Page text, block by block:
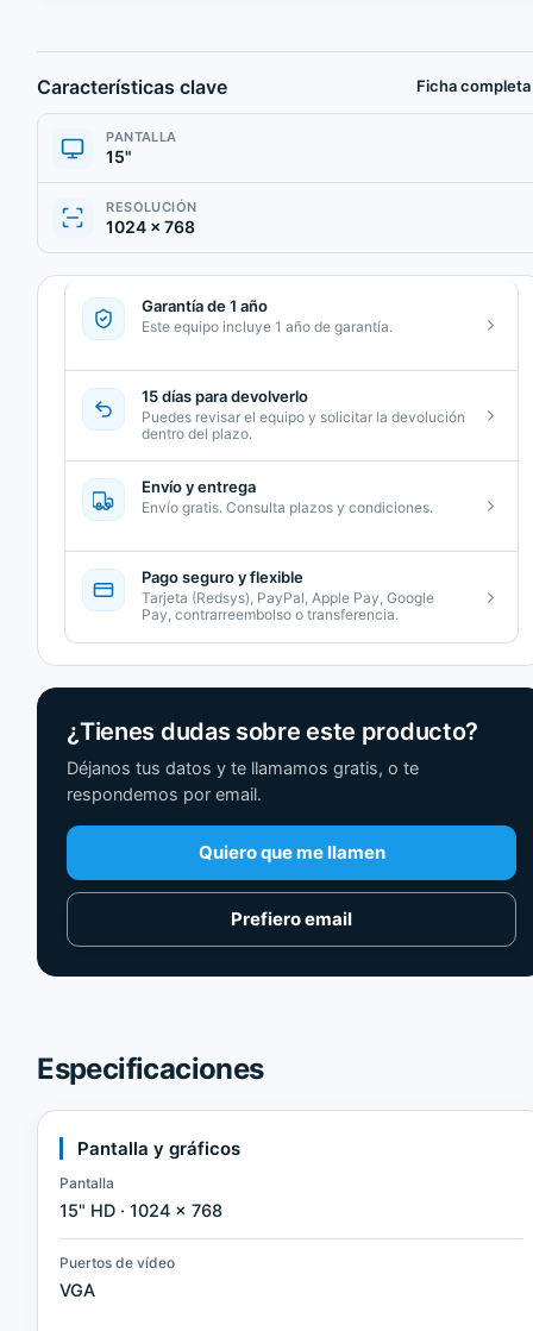
Características clave Ficha completa
PANTALLA
15"
RESOLUCIÓN
1024 × 768
Garantía de 1 año
Este equipo incluye 1 año de garantía.
15 días para devolverlo
Puedes revisar el equipo y solicitar la devolución
dentro del plazo.
Envío y entrega
Envío gratis. Consulta plazos y condiciones.
Pago seguro y flexible
Tarjeta (Redsys), PayPal, Apple Pay, Google
Pay, contrarreembolso o transferencia.
¿Tienes dudas sobre este producto?
Déjanos tus datos y te llamamos gratis, o te
respondemos por email.
Quiero que me llamen
Prefiero email
Especificaciones
Pantalla y gráficos
Pantalla
15" HD · 1024 × 768
Puertos de vídeo
VGA